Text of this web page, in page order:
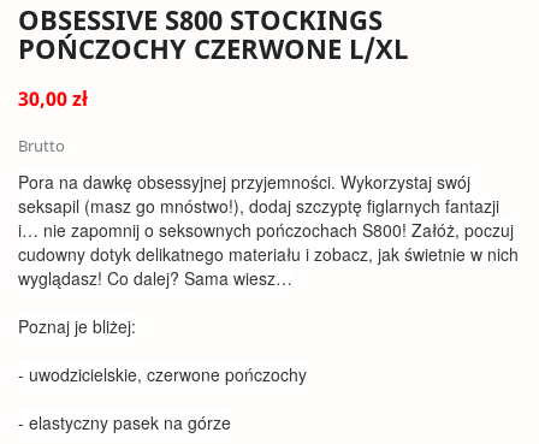
OBSESSIVE S800 STOCKINGS
POŃCZOCHY CZERWONE L/XL
30,00 zł
Brutto
Pora na dawkę obsessyjnej przyjemności. Wykorzystaj swój
seksapil (masz go mnóstwo!), dodaj szczyptę figlarnych fantazji
i… nie zapomnij o seksownych pończochach S800! Załóż, poczuj
cudowny dotyk delikatnego materiału i zobacz, jak świetnie w nich
wyglądasz! Co dalej? Sama wiesz…
Poznaj je bliżej:
- uwodzicielskie, czerwone pończochy
- elastyczny pasek na górze